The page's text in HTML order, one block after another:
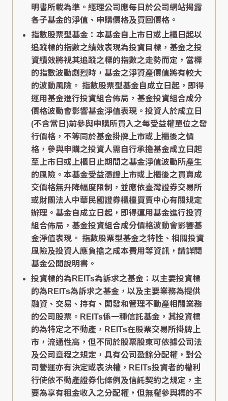
明書所載為準。經理公司應每日於公司網站揭露
各子基金的淨值、申購價格及買回價格。
指數股票型基金：本基金自上市日或上櫃日起以
追蹤標的指數之績效表現為投資目標，基金之投
資績效將視其追蹤之標的指數之走勢而定，當標
的指數波動劇烈時，基金之淨資產價值將有較大
的波動風險。 指數股票型基金自成立日起，即得
運用基金進行投資組合佈局，基金投資組合成分
價格波動會影響基金淨值表現。投資人於成立日
(不含當日)前參與申購所買入之每受益權單位之發
行價格，不等同於基金掛牌上市或上櫃後之價
格，參與申購之投資人需自行承擔基金成立日起
至上市日或上櫃日止期間之基金淨值波動所產生
的風險。本基金受益憑證上市或上櫃後之買賣成
交價格無升降幅度限制，並應依臺灣證券交易所
或財團法人中華民國證券櫃檯買賣中心有關規定
辦理。基金自成立日起，即得運用基金進行投資
組合佈局，基金投資組合成分價格波動會影響基
金淨值表現。 指數股票型基金之特性、相關投資
風險及投資人應負擔之成本費用等資訊，請詳閱
基金公開說明書。
投資標的為REITs為訴求之基金：以主要投資標
的為REITs為訴求之基金，以及主要業務為提供
融資、交易、持有、開發和管理不動產相關業務
的公司股票。REITs係一種信託基金，其投資標
的為特定之不動產，REITs在股票交易所掛牌上
市，流通性高，但不同於股票股東可依據公司法
及公司章程之規定，具有公司盈餘分配權，對公
司營運亦有決定或表決權，REITs投資者的權利
行使依不動產證券化條例及信託契約之規定，主
要為享有租金收入之分配權，但無權參與標的不